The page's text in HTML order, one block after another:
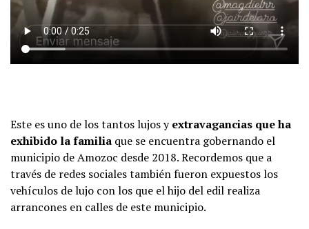
Este es uno de los tantos lujos yextravagancias que ha
exhibido la familia que se encuentra gobernando el
municipio de Amozoc desde 2018. Recordemos que a
través de redes sociales también fueron expuestos los
vehículos de lujo con los que el hijo del edil realiza
arrancones en calles de este municipio.